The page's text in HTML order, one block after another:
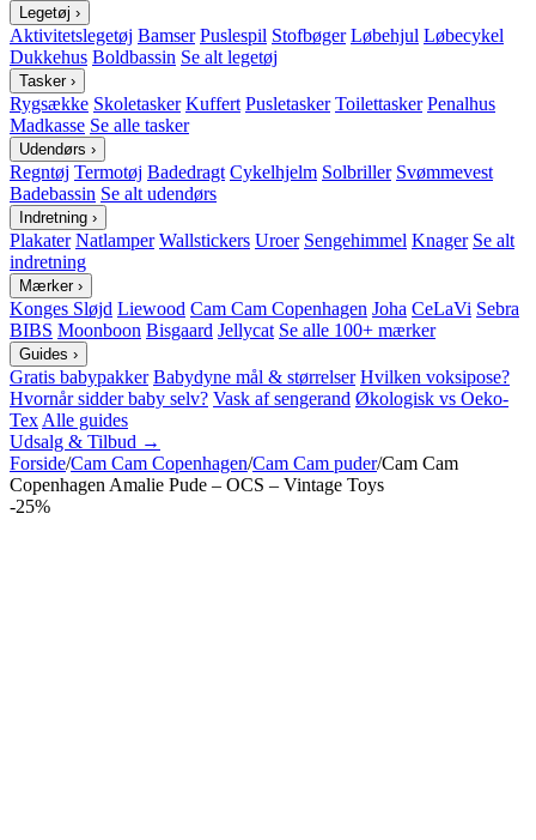
Legetøj ›
Aktivitetslegetøj Bamser Puslespil Stofbøger Løbehjul Løbecykel
Dukkehus Boldbassin Se alt legetøj
Tasker ›
Rygsække Skoletasker Kuffert Pusletasker Toilettasker Penalhus
Madkasse Se alle tasker
Udendørs ›
Regntøj Termotøj Badedragt Cykelhjelm Solbriller Svømmevest
Badebassin Se alt udendørs
Indretning ›
Plakater Natlamper Wallstickers Uroer Sengehimmel Knager Se alt
indretning
Mærker ›
Konges Sløjd Liewood Cam Cam Copenhagen Joha CeLaVi Sebra
BIBS Moonboon Bisgaard Jellycat Se alle 100+ mærker
Guides ›
Gratis babypakker Babydyne mål & størrelser Hvilken voksipose?
Hvornår sidder baby selv? Vask af sengerand Økologisk vs Oeko-
Tex Alle guides
Udsalg & Tilbud →
Forside/Cam Cam Copenhagen/Cam Cam puder/Cam Cam
Copenhagen Amalie Pude – OCS – Vintage Toys
-25%